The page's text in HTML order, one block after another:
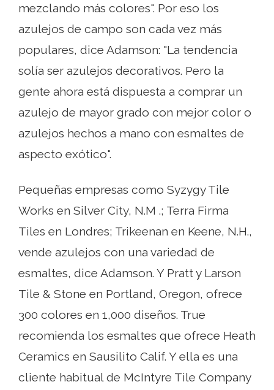
mezclando más colores". Por eso los
azulejos de campo son cada vez más
populares, dice Adamson: "La tendencia
solía ser azulejos decorativos. Pero la
gente ahora está dispuesta a comprar un
azulejo de mayor grado con mejor color o
azulejos hechos a mano con esmaltes de
aspecto exótico".
Pequeñas empresas como Syzygy Tile
Works en Silver City, N.M .; Terra Firma
Tiles en Londres; Trikeenan en Keene, N.H.,
vende azulejos con una variedad de
esmaltes, dice Adamson. Y Pratt y Larson
Tile & Stone en Portland, Oregon, ofrece
300 colores en 1,000 diseños. True
recomienda los esmaltes que ofrece Heath
Ceramics en Sausilito Calif. Y ella es una
cliente habitual de McIntyre Tile Company